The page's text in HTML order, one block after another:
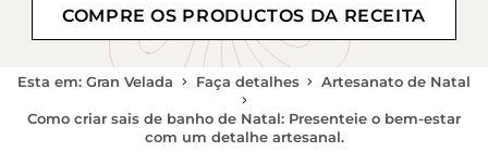
COMPRE OS PRODUCTOS DA RECEITA
Esta em: Gran Velada Faça detalhes Artesanato de Natal
Como criar sais de banho de Natal: Presenteie o bem-estar
com um detalhe artesanal.